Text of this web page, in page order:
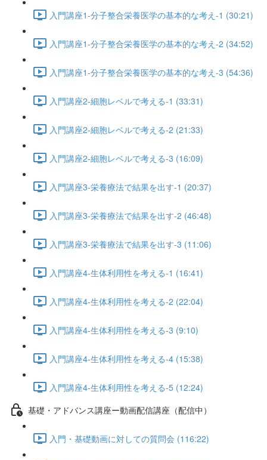
入門講座1-分子整合栄養医学の基本的な考え-1 (30:21)
入門講座1-分子整合栄養医学の基本的な考え-2 (34:52)
入門講座1-分子整合栄養医学の基本的な考え-3 (54:36)
入門講座2-細胞レベルで考える-1 (33:31)
入門講座2-細胞レベルで考える-2 (21:33)
入門講座2-細胞レベルで考える-3 (16:09)
入門講座3-栄養療法で結果を出す-1 (20:37)
入門講座3-栄養療法で結果を出す-2 (46:48)
入門講座3-栄養療法で結果を出す-3 (11:06)
入門講座4-生体利用性を考える-1 (16:41)
入門講座4-生体利用性を考える-2 (22:04)
入門講座4-生体利用性を考える-3 (9:10)
入門講座4-生体利用性を考える-4 (15:38)
入門講座4-生体利用性を考える-5 (12:24)
基礎・アドバンス講座ー動画配信講座（配信中）
入門・基礎動画に対しての質問会 (116:22)